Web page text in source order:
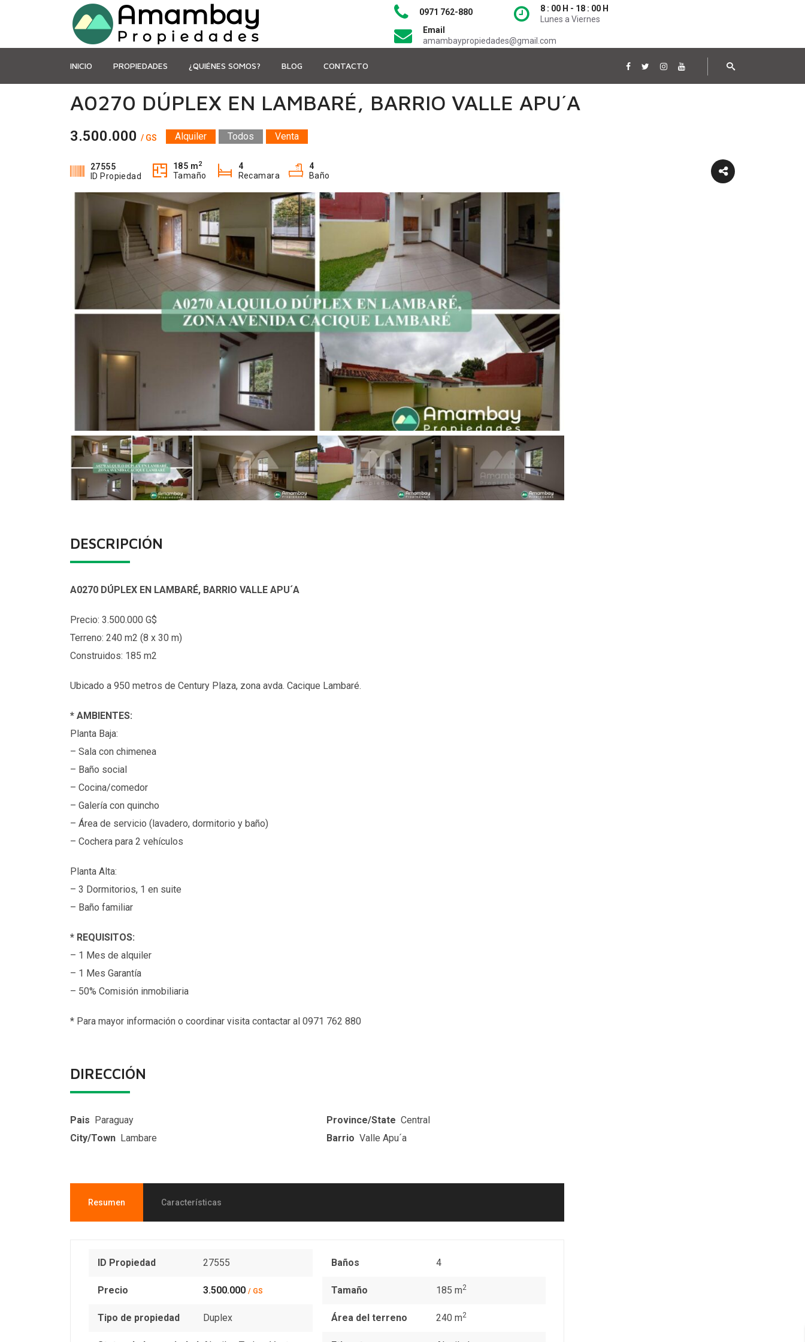
0971 762-880
8 : 00 H - 18 : 00 H
Lunes a Viernes
Email
amambaypropiedades@gmail.com
INICIO PROPIEDADES ¿QUIÉNES SOMOS? BLOG CONTACTO
A0270 DÚPLEX EN LAMBARÉ, BARRIO VALLE APU´A
3.500.000 / GS Alquiler Todos Venta
27555
ID Propiedad
185 m2
Tamaño
4
Recamara
4
Baño
DESCRIPCIÓN
A0270 DÚPLEX EN LAMBARÉ, BARRIO VALLE APU´A
Precio: 3.500.000 G$
Terreno: 240 m2 (8 x 30 m)
Construidos: 185 m2
Ubicado a 950 metros de Century Plaza, zona avda. Cacique Lambaré.
* AMBIENTES:
Planta Baja:
– Sala con chimenea
– Baño social
– Cocina/comedor
– Galería con quincho
– Área de servicio (lavadero, dormitorio y baño)
– Cochera para 2 vehículos
Planta Alta:
– 3 Dormitorios, 1 en suite
– Baño familiar
* REQUISITOS:
– 1 Mes de alquiler
– 1 Mes Garantía
– 50% Comisión inmobiliaria
* Para mayor información o coordinar visita contactar al 0971 762 880
DIRECCIÓN
Pais Paraguay Province/State Central
City/Town Lambare Barrio Valle Apu´a
Resumen Características
ID Propiedad 27555
Precio 3.500.000 / GS
Tipo de propiedad Duplex
Baños 4
Tamaño 185 m2
Área del terreno 240 m2